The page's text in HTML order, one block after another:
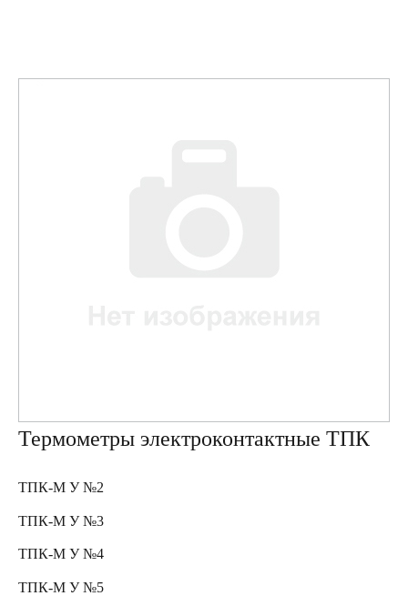
Термометры электроконтактные ТПК
ТПК-М У №2
ТПК-М У №3
ТПК-М У №4
ТПК-М У №5